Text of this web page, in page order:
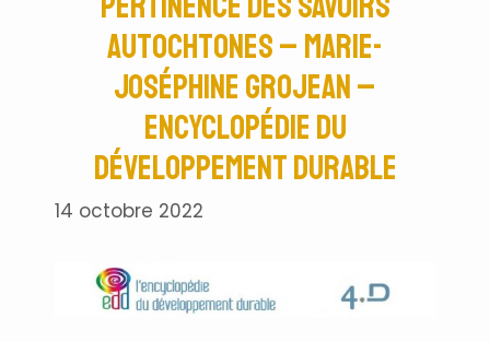
autochtones – Marie-
Joséphine Grojean –
Encyclopédie du
développement durable
14 octobre 2022